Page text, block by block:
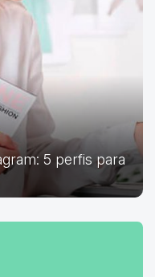
5 perfis para